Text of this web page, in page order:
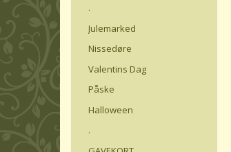
.
Julemarked
Nissedøre
Valentins Dag
Påske
Halloween
.